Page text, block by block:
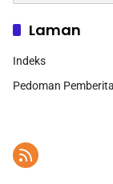
Laman
Indeks
Pedoman